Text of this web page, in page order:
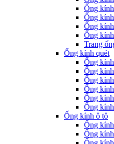
Ống
Ống
Ống
Ống
Trang
Ống kính quét
Ống
Ống
Ống
Ống
Ống
Ống
Ống kính ô tô
Ống
Ống